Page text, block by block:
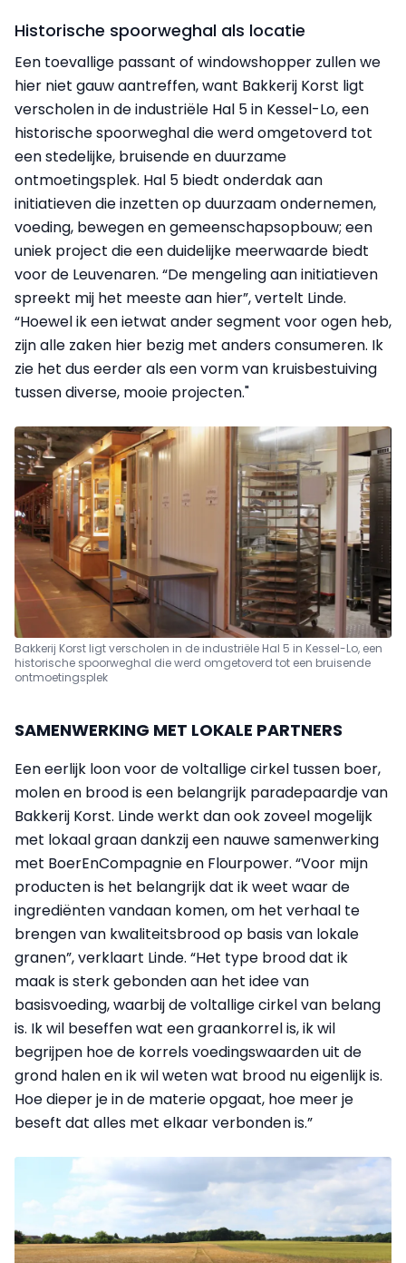
Historische spoorweghal als locatie
Een toevallige passant of windowshopper zullen we
hier niet gauw aantreffen, want Bakkerij Korst ligt
verscholen in de industriële Hal 5 in Kessel-Lo, een
historische spoorweghal die werd omgetoverd tot
een stedelijke, bruisende en duurzame
ontmoetingsplek. Hal 5 biedt onderdak aan
initiatieven die inzetten op duurzaam ondernemen,
voeding, bewegen en gemeenschapsopbouw; een
uniek project die een duidelijke meerwaarde biedt
voor de Leuvenaren. “De mengeling aan initiatieven
spreekt mij het meeste aan hier”, vertelt Linde.
“Hoewel ik een ietwat ander segment voor ogen heb,
zijn alle zaken hier bezig met anders consumeren. Ik
zie het dus eerder als een vorm van kruisbestuiving
tussen diverse, mooie projecten."
Bakkerij Korst ligt verscholen in de industriële Hal 5 in Kessel-Lo, een
historische spoorweghal die werd omgetoverd tot een bruisende
ontmoetingsplek
SAMENWERKING MET LOKALE PARTNERS
Een eerlijk loon voor de voltallige cirkel tussen boer,
molen en brood is een belangrijk paradepaardje van
Bakkerij Korst. Linde werkt dan ook zoveel mogelijk
met lokaal graan dankzij een nauwe samenwerking
met BoerEnCompagnie en Flourpower. “Voor mijn
producten is het belangrijk dat ik weet waar de
ingrediënten vandaan komen, om het verhaal te
brengen van kwaliteitsbrood op basis van lokale
granen”, verklaart Linde. “Het type brood dat ik
maak is sterk gebonden aan het idee van
basisvoeding, waarbij de voltallige cirkel van belang
is. Ik wil beseffen wat een graankorrel is, ik wil
begrijpen hoe de korrels voedingswaarden uit de
grond halen en ik wil weten wat brood nu eigenlijk is.
Hoe dieper je in de materie opgaat, hoe meer je
beseft dat alles met elkaar verbonden is.”